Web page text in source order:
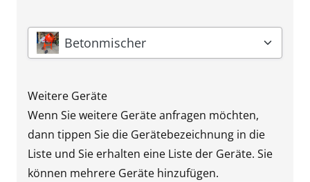
Gerät* Betonmischer
Weitere Geräte
Wenn Sie weitere Geräte anfragen möchten,
dann tippen Sie die Gerätebezeichnung in die
Liste und Sie erhalten eine Liste der Geräte. Sie
können mehrere Geräte hinzufügen.